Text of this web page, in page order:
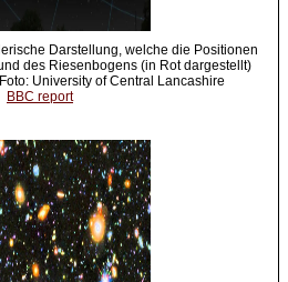
Darstellung, welche die Positionen
des Riesenbogens (in Rot dargestellt)
University of Central Lancashire
BBC report